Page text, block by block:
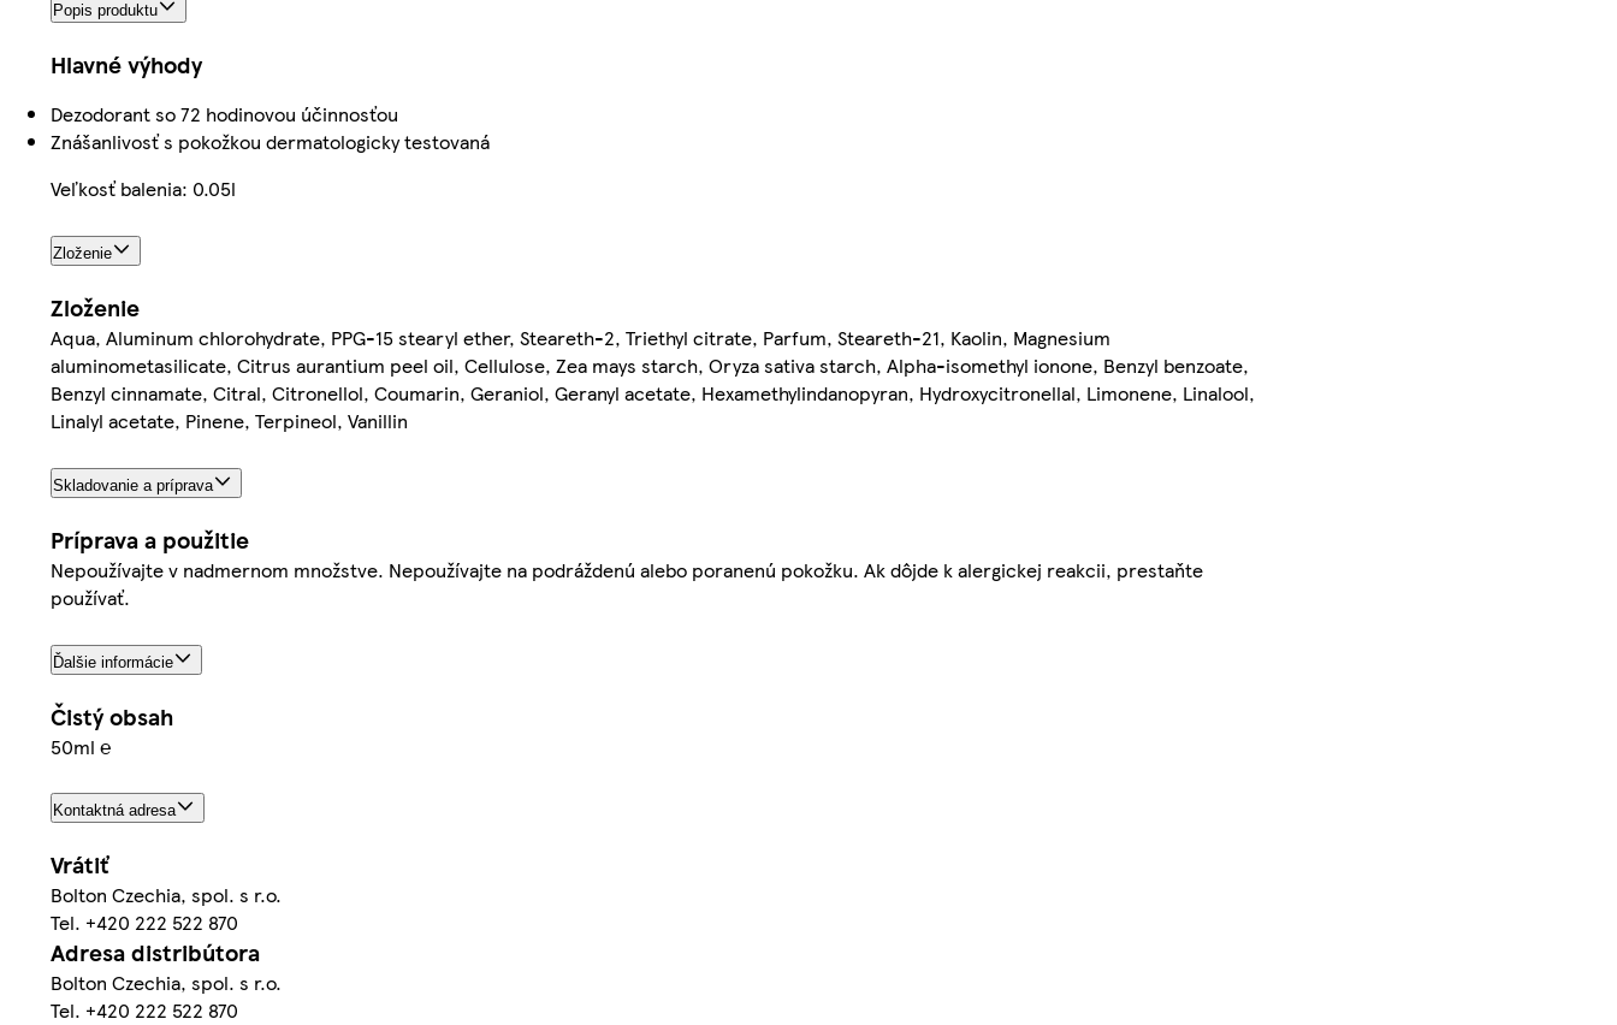
Popis produktu
Hlavné výhody
Dezodorant so 72 hodinovou účinnosťou
Znášanlivosť s pokožkou dermatologicky testovaná
Veľkosť balenia: 0.05l
Zloženie
Zloženie
Aqua, Aluminum chlorohydrate, PPG-15 stearyl ether, Steareth-2, Triethyl citrate, Parfum, Steareth-21, Kaolin, Magnesium
aluminometasilicate, Citrus aurantium peel oil, Cellulose, Zea mays starch, Oryza sativa starch, Alpha-isomethyl ionone, Benzyl benzoate,
Benzyl cinnamate, Citral, Citronellol, Coumarin, Geraniol, Geranyl acetate, Hexamethylindanopyran, Hydroxycitronellal, Limonene, Linalool,
Linalyl acetate, Pinene, Terpineol, Vanillin
Skladovanie a príprava
Príprava a použitie
Nepoužívajte v nadmernom množstve. Nepoužívajte na podráždenú alebo poranenú pokožku. Ak dôjde k alergickej reakcii, prestaňte
používať.
Ďalšie informácie
Čistý obsah
50ml ℮
Kontaktná adresa
Vrátiť
Bolton Czechia, spol. s r.o.
Tel. +420 222 522 870
Adresa distribútora
Bolton Czechia, spol. s r.o.
Tel. +420 222 522 870